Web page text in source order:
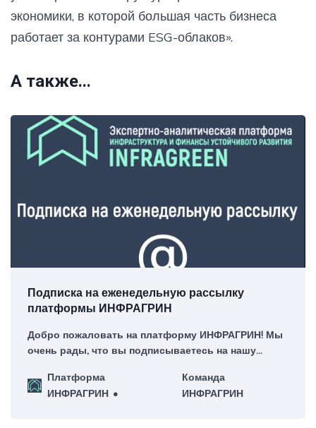
экономики, в которой большая часть бизнеса
работает за контурами ESG-облаков».
А также...
Подписка на еженедельную рассылку
платформы ИНФРАГРИН
Добро пожаловать на платформу ИНФРАГРИН! Мы
очень рады, что вы подписываетесь на нашу
честь!Платформа
ИНФРАГРИН
Команда
ИНФРАГРИН